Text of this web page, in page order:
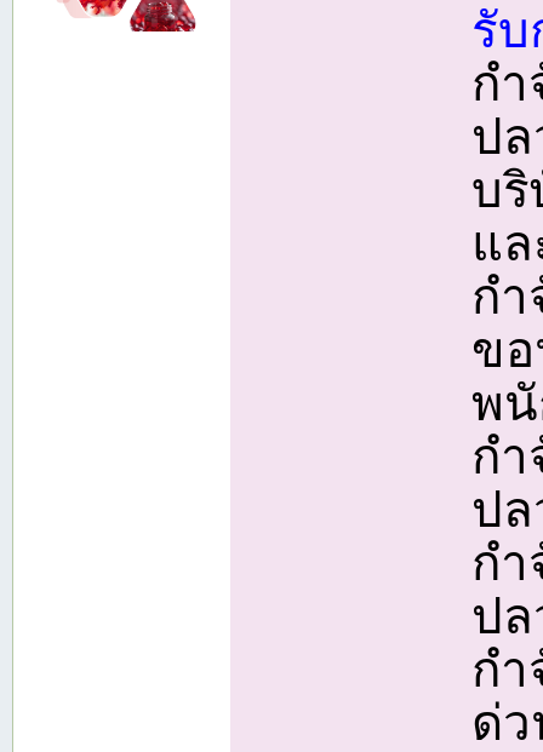
รับ
กำ
ป
บ
แ
ก
ข
พ
ก
ป
ก
ป
ก
ด่